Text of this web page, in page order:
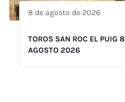
8 de agosto de 2026
TOROS SAN ROC EL PUIG 8
AGOSTO 2026